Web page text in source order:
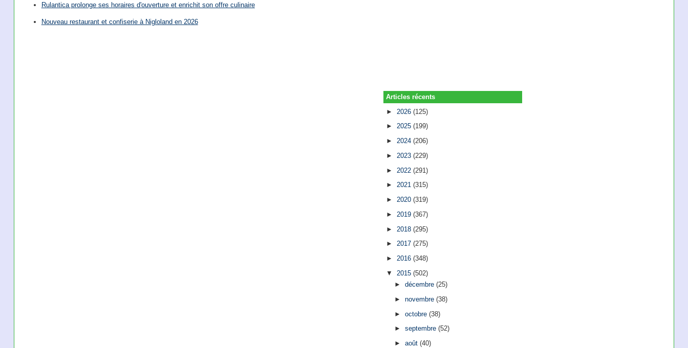
Rulantica prolonge ses horaires d'ouverture et enrichit son offre culinaire
Nouveau restaurant et confiserie à Nigloland en 2026
Articles récents
► 2026(125)
►2025(199)
►2024(206)
► 2023(229)
► 2022(291)
►2021(315)
►2020(319)
► 2019(367)
► 2018(295)
►2017(275)
►2016(348)
▼ 2015(502)
► décembre (25)
► novembre (38)
► octobre (38)
► septembre (52)
► août (40)